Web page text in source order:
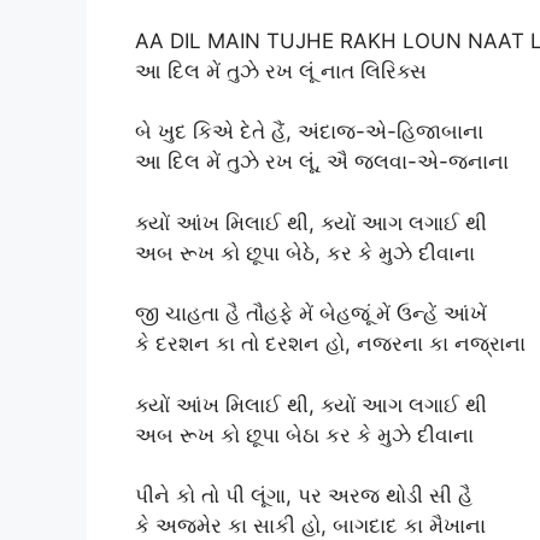
AA DIL MAIN TUJHE RAKH LOUN NAAT
આ દિલ મેં તુઝે રખ લૂં નાત લિરિક્સ
બે ખુદ કિએ દેતે હૈં, અંદાજ-એ-હિજાબાના
આ દિલ મેં તુઝે રખ લૂં, ઐ જલવા-એ-જનાના
ક્યોં આંખ મિલાઈ થી, ક્યોં આગ લગાઈ થી
અબ રૂખ કો છૂપા બેઠે, કર કે મુઝે દીવાના
જી ચાહતા હૈ તૌહફે મેં બેહજૂં મેં ઉન્હેં આંખેં
કે દરશન કા તો દરશન હો, નજરના કા નજ્રાના
ક્યોં આંખ મિલાઈ થી, ક્યોં આગ લગાઈ થી
અબ રૂખ કો છૂપા બેઠા કર કે મુઝે દીવાના
પીને કો તો પી લૂંગા, પર અરજ થોડી સી હૈ
કે અજમેર કા સાકી હો, બાગદાદ કા મૈખાના